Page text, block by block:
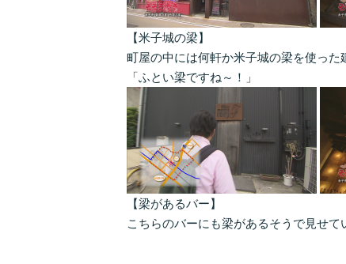
【米子城の梁】
町屋の中には何軒か米子城の梁を使った
「ふとい梁ですね～！」
【梁があるバー】
こちらのバーにも梁があるそうで見せて